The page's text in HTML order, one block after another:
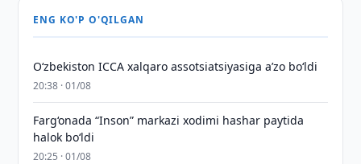
ENG KO'P O'QILGAN
O‘zbekiston ICCA xalqaro assotsiatsiyasiga aʼzo bo‘ldi
20:38 · 01/08
Farg‘onada “Inson” markazi xodimi hashar paytida
halok bo‘ldi
20:25 · 01/08